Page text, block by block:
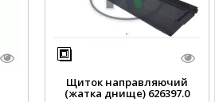
Щиток направляючий
(жатка днище) 626397.0